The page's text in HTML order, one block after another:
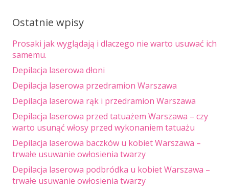
Ostatnie wpisy
Prosaki jak wyglądają i dlaczego nie warto usuwać ich
samemu.
Depilacja laserowa dłoni
Depilacja laserowa przedramion Warszawa
Depilacja laserowa rąk i przedramion Warszawa
Depilacja laserowa przed tatuażem Warszawa – czy
warto usunąć włosy przed wykonaniem tatuażu
Depilacja laserowa baczków u kobiet Warszawa –
trwałe usuwanie owłosienia twarzy
Depilacja laserowa podbródka u kobiet Warszawa –
trwałe usuwanie owłosienia twarzy